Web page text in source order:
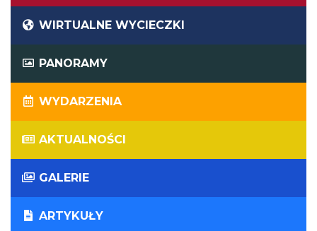
WIRTUALNE WYCIECZKI
PANORAMY
WYDARZENIA
AKTUALNOŚCI
GALERIE
ARTYKUŁY